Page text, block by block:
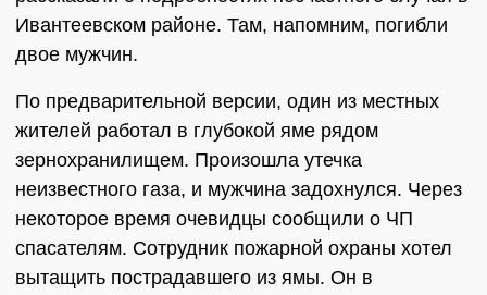
Ивантеевском районе. Там, напомним, погибли
двое мужчин.
По предварительной версии, один из местных
жителей работал в глубокой яме рядом
зернохранилищем. Произошла утечка
неизвестного газа, и мужчина задохнулся. Через
некоторое время очевидцы сообщили о ЧП
спасателям. Сотрудник пожарной охраны хотел
вытащить пострадавшего из ямы. Он в